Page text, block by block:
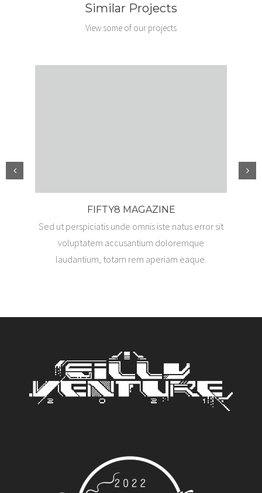
Similar Projects
View some of our projects
FIFTY8 MAGAZINE
Sed ut perspiciatis unde omnis iste natus error sit
voluptatem accusantium doloremque
laudantium, totam rem aperiam eaque.